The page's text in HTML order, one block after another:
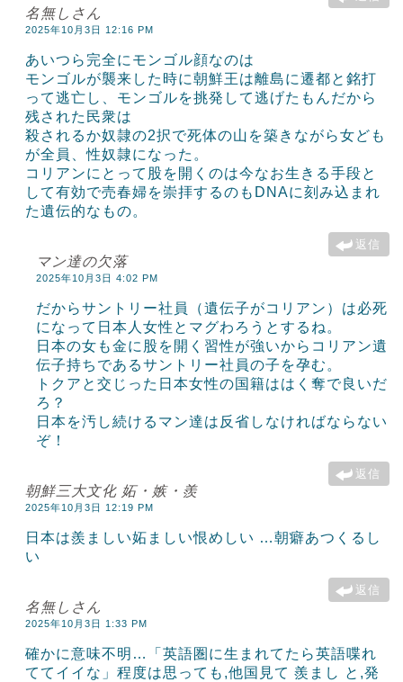
名無しさん
2025年10月3日 12:16 PM
あいつら完全にモンゴル顔なのは
モンゴルが襲来した時に朝鮮王は離島に遷都と銘打
って逃亡し、モンゴルを挑発して逃げたもんだから
残された民衆は
殺されるか奴隷の2択で死体の山を築きながら女ども
が全員、性奴隷になった。
コリアンにとって股を開くのは今なお生きる手段と
して有効で売春婦を崇拝するのもDNAに刻み込まれ
た遺伝的なもの。
返信
マン達の欠落
2025年10月3日 4:02 PM
だからサントリー社員（遺伝子がコリアン）は必死
になって日本人女性とマグわろうとするね。
日本の女も金に股を開く習性が強いからコリアン遺
伝子持ちであるサントリー社員の子を孕む。
トクアと交じった日本女性の国籍ははく奪で良いだ
ろ？
日本を汚し続けるマン達は反省しなければならない
ぞ！
返信
朝鮮三大文化 妬・嫉・羨
2025年10月3日 12:19 PM
日本は羨ましい妬ましい恨めしい …朝癖あつくるし
い
返信
名無しさん
2025年10月3日 1:33 PM
確かに意味不明…「英語圏に生まれてたら英語喋れ
ててイイな」程度は思っても,他国見て 羨まし と,発